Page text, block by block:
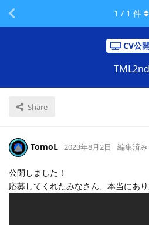
CV公
TML2nd
Share
1 / 1 件
TomoL 2023年8月2日 編集済み
公開しました！
応募してくれたみなさん、本当にあ